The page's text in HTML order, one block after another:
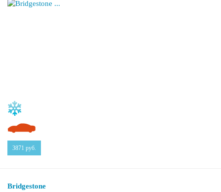
3871 руб.
Bridgestone